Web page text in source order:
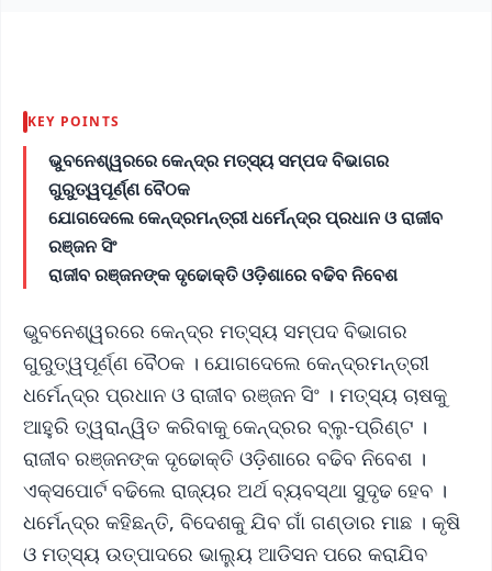
KEY POINTS
ଭୁବନେଶ୍ୱରରେ କେନ୍ଦ୍ର ମତ୍ସ୍ୟ ସମ୍ପଦ ବିଭାଗର
ଗୁରୁତ୍ୱପୂର୍ଣ୍ଣ ବୈଠକ
ଯୋଗଦେଲେ କେନ୍ଦ୍ରମନ୍ତ୍ରୀ ଧର୍ମେନ୍ଦ୍ର ପ୍ରଧାନ ଓ ରାଜୀବ
ରଞ୍ଜନ ସିଂ
ରାଜୀବ ରଞ୍ଜନଙ୍କ ଦୃଢୋକ୍ତି ଓଡ଼ିଶାରେ ବଢିବ ନିବେଶ
ଭୁବନେଶ୍ୱରରେ କେନ୍ଦ୍ର ମତ୍ସ୍ୟ ସମ୍ପଦ ବିଭାଗର
ଗୁରୁତ୍ୱପୂର୍ଣ୍ଣ ବୈଠକ । ଯୋଗଦେଲେ କେନ୍ଦ୍ରମନ୍ତ୍ରୀ
ଧର୍ମେନ୍ଦ୍ର ପ୍ରଧାନ ଓ ରାଜୀବ ରଞ୍ଜନ ସିଂ । ମତ୍ସ୍ୟ ଚାଷକୁ
ଆହୁରି ତ୍ୱରାନ୍ୱିତ କରିବାକୁ କେନ୍ଦ୍ରର ବ୍ଲୁ-ପ୍ରିଣ୍ଟ ।
ରାଜୀବ ରଞ୍ଜନଙ୍କ ଦୃଢୋକ୍ତି ଓଡ଼ିଶାରେ ବଢିବ ନିବେଶ ।
ଏକ୍ସପୋର୍ଟ ବଢିଲେ ରାଜ୍ୟର ଅର୍ଥ ବ୍ୟବସ୍ଥା ସୁଦୃଢ ହେବ ।
ଧର୍ମେନ୍ଦ୍ର କହିଛନ୍ତି, ବିଦେଶକୁ ଯିବ ଗାଁ ଗଣ୍ଡାର ମାଛ । କୃଷି
ଓ ମତ୍ସ୍ୟ ଉତ୍ପାଦରେ ଭାଲ୍ୟୁ ଆଡିସନ ପରେ କରାଯିବ